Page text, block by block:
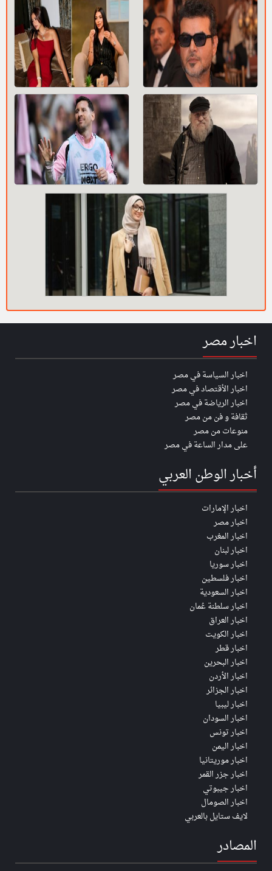
اخبار مصر
اخبار السياسة في مصر
اخبار الأقتصاد في مصر
اخبار الرياضة في مصر
ثقافة و فن من مصر
منوعات من مصر
على مدار الساعة في مصر
أخبار الوطن العربي
اخبار الإمارات
اخبار مصر
اخبار المغرب
اخبار لبنان
اخبار سوريا
اخبار فلسطين
اخبار السعودية
اخبار سلطنة عُمان
اخبار العراق
اخبار الكويت
اخبار قطر
اخبار البحرين
اخبار الأردن
اخبار الجزائر
اخبار ليبيا
اخبار السودان
اخبار تونس
اخبار اليمن
اخبار موريتانيا
اخبار جزر القمر
اخبار جيبوتي
اخبار الصومال
لايف ستايل بالعربي
المصادر